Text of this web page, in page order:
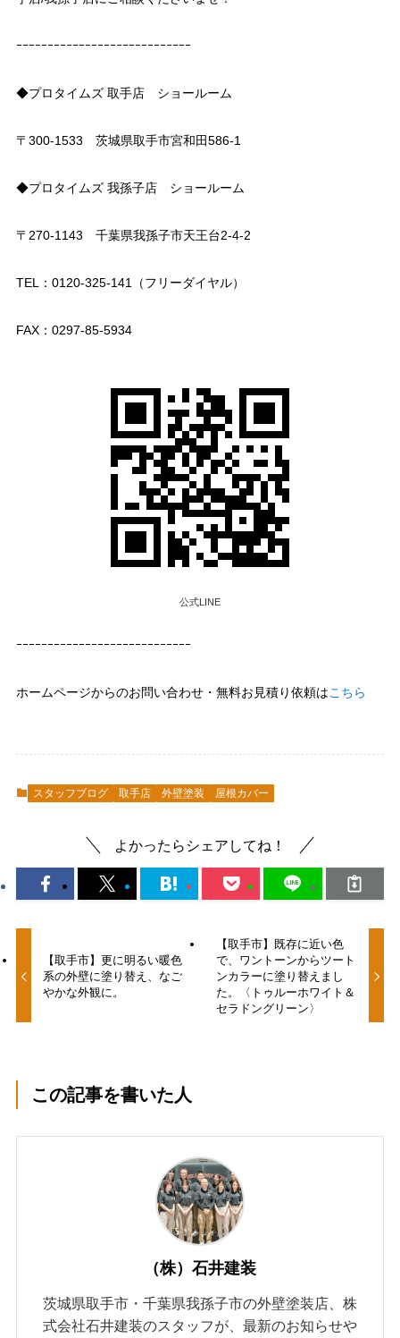
ｰｰｰｰｰｰｰｰｰｰｰｰｰｰｰｰｰｰｰｰｰｰｰｰｰｰｰｰ
◆プロタイムズ 取手店 ショールーム
〒300-1533 茨城県取手市宮和田586-1
◆プロタイムズ 我孫子店 ショールーム
〒270-1143 千葉県我孫子市天王台2-4-2
TEL：0120-325-141（フリーダイヤル）
FAX：0297-85-5934
公式LINE
ｰｰｰｰｰｰｰｰｰｰｰｰｰｰｰｰｰｰｰｰｰｰｰｰｰｰｰｰ
ホームページからのお問い合わせ・無料お見積り依頼はこちら
スタッフブログ 取手店 外壁塗装 屋根カバー
よかったらシェアしてね！
【取手市】更に明るい暖色
系の外壁に塗り替え、なご
やかな外観に。
【取手市】既存に近い色
で、ワントーンからツート
ンカラーに塗り替えまし
た。〈トゥルーホワイト＆
セラドングリーン〉
この記事を書いた人
（株）石井建装
茨城県取手市・千葉県我孫子市の外壁塗装店、株
式会社石井建装のスタッフが、最新のお知らせや